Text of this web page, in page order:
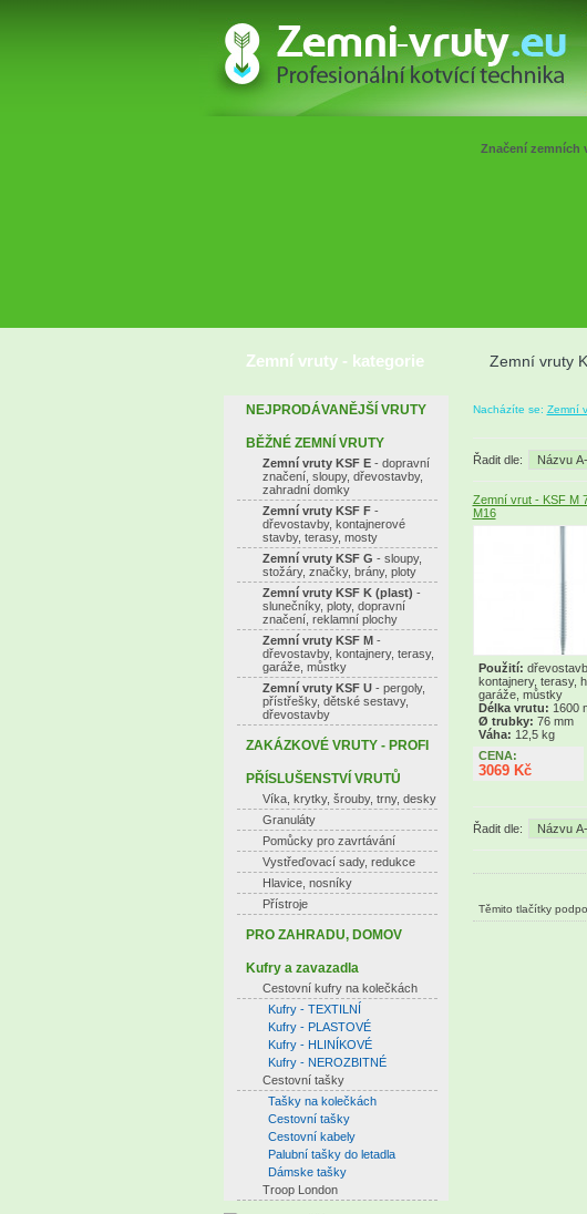
Značení zemních
Zemní vruty
Nacházíte se: Zemní
Řadit dle:
Zemní vrut - KSF M
M16
Použití:
kontajnery, terasy,
garáže, můstky
Délka vrutu: 1600
Ø trubky: 76 mm
Váha: 12,5 kg
CENA:
3069 Kč
Řadit dle:
Těmito tlačítky
Zemní vruty - kategorie
NEJPRODÁVANĚJŠÍ VRUTY
BĚŽNÉ ZEMNÍ VRUTY
Zemní vruty KSF E- dopravní
značení, sloupy, dřevostavby,
zahradní domky
Zemní vruty KSF F-
dřevostavby, kontajnerové
stavby, terasy, mosty
Zemní vruty KSF G - sloupy,
stožáry, značky, brány, ploty
Zemní vruty KSF K (plast) -
slunečníky, ploty, dopravní
značení, reklamní plochy
Zemní vruty KSF M-
dřevostavby, kontajnery, terasy,
garáže, můstky
Zemní vruty KSF U- pergoly,
přístřešky, dětské sestavy,
dřevostavby
ZAKÁZKOVÉ VRUTY - PROFI
PŘÍSLUŠENSTVÍ VRUTŮ
Víka, krytky, šrouby, trny, desky
Granuláty
Pomůcky pro zavrtávání
Vystřeďovací sady, redukce
Hlavice, nosníky
Přístroje
PRO ZAHRADU, DOMOV
Kufry a zavazadla
Cestovní kufry na kolečkách
Kufry - TEXTILNÍ
Kufry - PLASTOVÉ
Kufry - HLINÍKOVÉ
Kufry - NEROZBITNÉ
Cestovní tašky
Tašky na kolečkách
Cestovní tašky
Cestovní kabely
Palubní tašky do letadla
Dámske tašky
Troop London